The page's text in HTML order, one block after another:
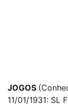
JOGOS
11/01/1931: SL